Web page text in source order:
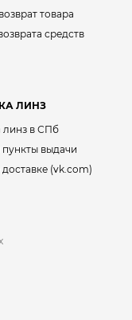
товара
средств
ЛИНЗ
линз в СПб
выдачи
(vk.com)